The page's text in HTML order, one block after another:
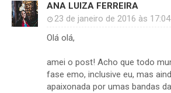
ANA LUIZA FERREIRA
23 de janeiro de 2016 às 17:04
Olá olá,
amei o post! Acho que todo
fase emo, inclusive eu, mas
apaixonada por umas bandas